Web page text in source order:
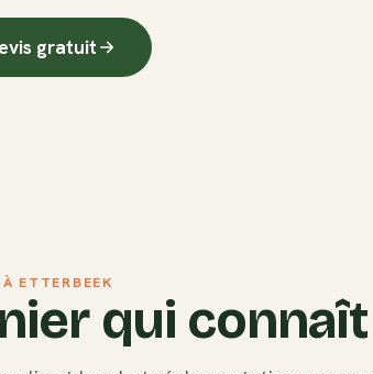
gratuit
ETTERBEEK
qui